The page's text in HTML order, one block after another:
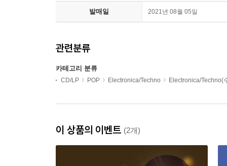
발매일 2021년 08월 05일
관련분류
카테고리 분류
CD/LP POP Electronica/Techno Electronica/Techno(
이 상품의 이벤트 (2개)